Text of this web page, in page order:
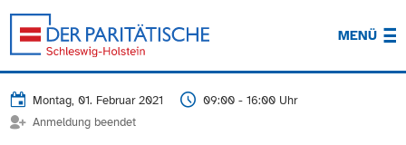
MENÜ
Montag, 01. Februar 2021
09:00 - 16:00 Uhr
Anmeldung beendet